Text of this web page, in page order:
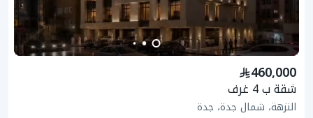
460,000
شقة ب 4 غرف
النزهة، شمال جدة، جدة